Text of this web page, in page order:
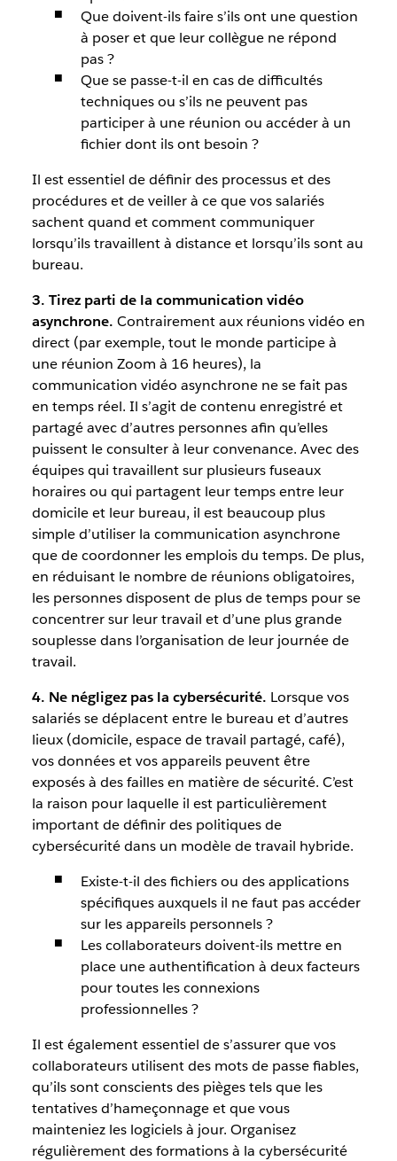
Que doivent-ils faire s’ils ont une question
à poser et que leur collègue ne répond
pas ?
Que se passe-t-il en cas de difficultés
techniques ou s’ils ne peuvent pas
participer à une réunion ou accéder à un
fichier dont ils ont besoin ?
Il est essentiel de définir des processus et des
procédures et de veiller à ce que vos salariés
sachent quand et comment communiquer
lorsqu’ils travaillent à distance et lorsqu’ils sont au
bureau.
3. Tirez parti de la communication vidéo
asynchrone. Contrairement aux réunions vidéo en
direct (par exemple, tout le monde participe à
une réunion Zoom à 16 heures), la
communication vidéo asynchrone ne se fait pas
en temps réel. Il s’agit de contenu enregistré et
partagé avec d’autres personnes afin qu’elles
puissent le consulter à leur convenance. Avec des
équipes qui travaillent sur plusieurs fuseaux
horaires ou qui partagent leur temps entre leur
domicile et leur bureau, il est beaucoup plus
simple d’utiliser la communication asynchrone
que de coordonner les emplois du temps. De plus,
en réduisant le nombre de réunions obligatoires,
les personnes disposent de plus de temps pour se
concentrer sur leur travail et d’une plus grande
souplesse dans l’organisation de leur journée de
travail.
4. Ne négligez pas la cybersécurité. Lorsque vos
salariés se déplacent entre le bureau et d’autres
lieux (domicile, espace de travail partagé, café),
vos données et vos appareils peuvent être
exposés à des failles en matière de sécurité. C’est
la raison pour laquelle il est particulièrement
important de définir des politiques de
cybersécurité dans un modèle de travail hybride.
Existe-t-il des fichiers ou des applications
spécifiques auxquels il ne faut pas accéder
sur les appareils personnels ?
Les collaborateurs doivent-ils mettre en
place une authentification à deux facteurs
pour toutes les connexions
professionnelles ?
Il est également essentiel de s’assurer que vos
collaborateurs utilisent des mots de passe fiables,
qu’ils sont conscients des pièges tels que les
tentatives d’hameçonnage et que vous
mainteniez les logiciels à jour. Organisez
régulièrement des formations à la cybersécurité